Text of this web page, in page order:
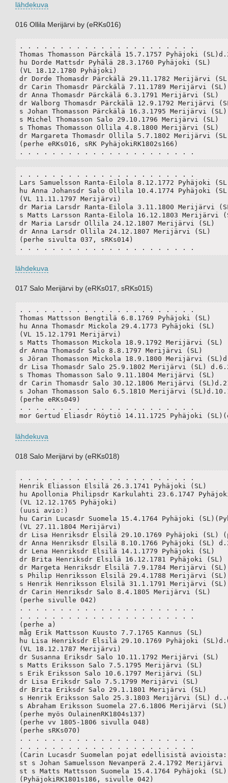
lähdekuva
016 Ollila Merijärvi by (eRKs016)
. . . . . . . . . . . . . . . . . . . . . .
Thomas Thomasson Pärckälä 15.7.1757 Pyhäjoki
hu Dorde Mattsdr Pyhälä 28.3.1760 Pyhäjoki (SL)
(VL 18.12.1780 Pyhäjoki)
dr Dorde Thomasdr Pärckälä 29.11.1782 Merijärvi
dr Carin Thomasdr Pärckälä 7.11.1789 Merijärvi (SL)
dr Anna Thomasdr Pärckälä 6.3.1791 Merijärvi (SL)
dr Walborg Thomasdr Pärckälä 12.9.1792 Merijärvi
s Johan Thomasson Pärckälä 16.3.1795 Merijärvi (SL)
s Michel Thomasson Salo 29.10.1796 Merijärvi (SL)
s Thomas Thomasson Ollila 4.8.1800 Merijärvi (SL)
dr Margareta Thomasdr Ollila 5.7.1802 Merijärvi
(perhe eRKs016, sRK PyhäjokiRK1802s166)
. . . . . . . . . . . . . . . . . . . . . .
. . . . . . . . . . . . . . . . . . . . . .
Lars Samuelsson Ranta-Eilola 8.12.1772 Pyhäjoki
hu Anna Johansdr Salo Ollila 10.4.1774 Pyhäjoki
(VL 11.11.1797 Merijärvi)
dr Maria Larsdr Ranta-Eilola 3.11.1800 Merijärvi
s Matts Larsson Ranta-Eilola 16.12.1803 Merijärvi
dr Maria Larsdr Ollila 24.12.1807 Merijärvi (SL)
dr Anna Larsdr Ollila 24.12.1807 Merijärvi (SL)
(perhe sivulta 037, sRKs014)
. . . . . . . . . . . . . . . . . . . . . .
lähdekuva
017 Salo Merijärvi by (eRKs017, sRKs015)
. . . . . . . . . . . . . . . . . . . . . .
Thomas Mattsson Bengtilä 6.8.1769 Pyhäjoki (SL)
hu Anna Thomasdr Mickola 29.4.1773 Pyhäjoki (SL)
(VL 15.12.1791 Merijärvi)
s Matts Thomasson Mickola 18.9.1792 Merijärvi (SL)
dr Anna Thomasdr Salo 8.8.1797 Merijärvi (SL)
s Jöran Thomasson Mickola 18.9.1800 Merijärvi
dr Lisa Thomasdr Salo 25.9.1802 Merijärvi (SL)
s Thomas Thomasson Salo 9.11.1804 Merijärvi (SL)
dr Carin Thomasdr Salo 30.12.1806 Merijärvi
s Johan Thomasson Salo 6.5.1810 Merijärvi
(perhe eRKs049)
. . . . . . . . . . . . . . . . . . . . . .
mor Gertud Eliasdr Röytiö 14.11.1725 Pyhäjoki
lähdekuva
018 Salo Merijärvi by (eRKs018)
. . . . . . . . . . . . . . . . . . . . . .
Henrik Eliasson Elsilä 26.3.1741 Pyhäjoki (SL)
hu Apollonia Philipsdr Karkulahti 23.6.1747
(VL 12.12.1765 Pyhäjoki)
(uusi avio:)
hu Carin Lucasdr Suomela 15.4.1764 Pyhäjoki
(VL 27.11.1804 Merijärvi)
dr Lisa Henriksdr Elsilä 29.10.1769 Pyhäjoki (SL)
dr Anna Henriksdr Elsilä 8.10.1766 Pyhäjoki (SL)
dr Lena Henriksdr Elsilä 14.1.1779 Pyhäjoki (SL)
dr Brita Henriksdr Elsilä 16.12.1781 Pyhäjoki (SL)
dr Margeta Henriksdr Elsilä 7.9.1784 Merijärvi
s Philip Henriksson Elsilä 29.4.1788 Merijärvi (SL)
s Henrik Henriksson Elsilä 31.1.1791 Merijärvi (SL)
dr Carin Henriksdr Salo 8.4.1805 Merijärvi (SL)
(perhe sivulle 042)
. . . . . . . . . . . . . . . . . . . . . .
. . . . . . . . . . . . . . . . . . . . . .
(perhe a)
måg Erik Mattsson Kuusto 7.7.1765 Kannus (SL)
hu Lisa Henriksdr Elsilä 29.10.1769 Pyhäjoki
(VL 18.12.1787 Merijärvi)
dr Susanna Eriksdr Salo 10.11.1792 Merijärvi (SL)
s Matts Eriksson Salo 7.5.1795 Merijärvi (SL)
s Erik Eriksson Salo 10.6.1797 Merijärvi (SL)
dr Lisa Eriksdr Salo 7.5.1799 Merijärvi (SL)
dr Brita Eriksdr Salo 29.1.1801 Merijärvi (SL)
s Henrik Eriksson Salo 25.3.1803 Merijärvi (SL)
s Abraham Eriksson Suomela 27.6.1806 Merijärvi (SL)
(perhe myös OulainenRK1804s137)
(perhe vv 1805-1806 sivulla 048)
(perhe sRKs070)
. . . . . . . . . . . . . . . . . . . . . .
. . . . . . . . . . . . . . . . . . . . . .
(Carin Lucasdr Suomelan pojat edellisistä
st s Johan Samuelsson Nevanperä 2.4.1792 Merijärvi
st s Matts Mattsson Suomela 15.4.1764 Pyhäjoki (SL)
(PyhäjokiRK1801s186, sivulle 042)